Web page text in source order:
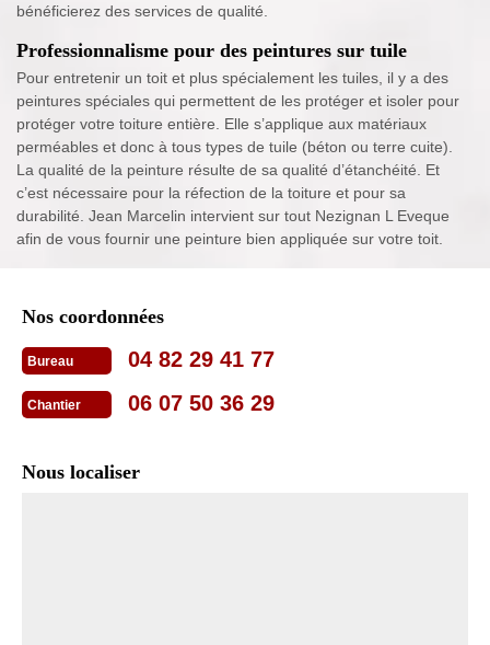
bénéficierez des services de qualité.
Professionnalisme pour des peintures sur tuile
Pour entretenir un toit et plus spécialement les tuiles, il y a des
peintures spéciales qui permettent de les protéger et isoler pour
protéger votre toiture entière. Elle s’applique aux matériaux
perméables et donc à tous types de tuile (béton ou terre cuite).
La qualité de la peinture résulte de sa qualité d’étanchéité. Et
c’est nécessaire pour la réfection de la toiture et pour sa
durabilité. Jean Marcelin intervient sur tout Nezignan L Eveque
afin de vous fournir une peinture bien appliquée sur votre toit.
Nos coordonnées
Bureau 04 82 29 41 77
Chantier 06 07 50 36 29
Nous localiser